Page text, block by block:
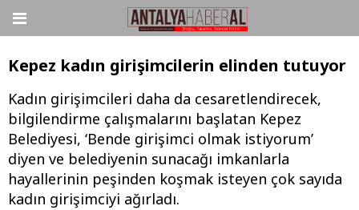
Kepez kadın girişimcilerin elinden tutuyor
Kadın girişimcileri daha da cesaretlendirecek,
bilgilendirme çalışmalarını başlatan Kepez
Belediyesi, ‘Bende girişimci olmak istiyorum’
diyen ve belediyenin sunacağı imkanlarla
hayallerinin peşinden koşmak isteyen çok sayıda
kadın girişimciyi ağırladı.